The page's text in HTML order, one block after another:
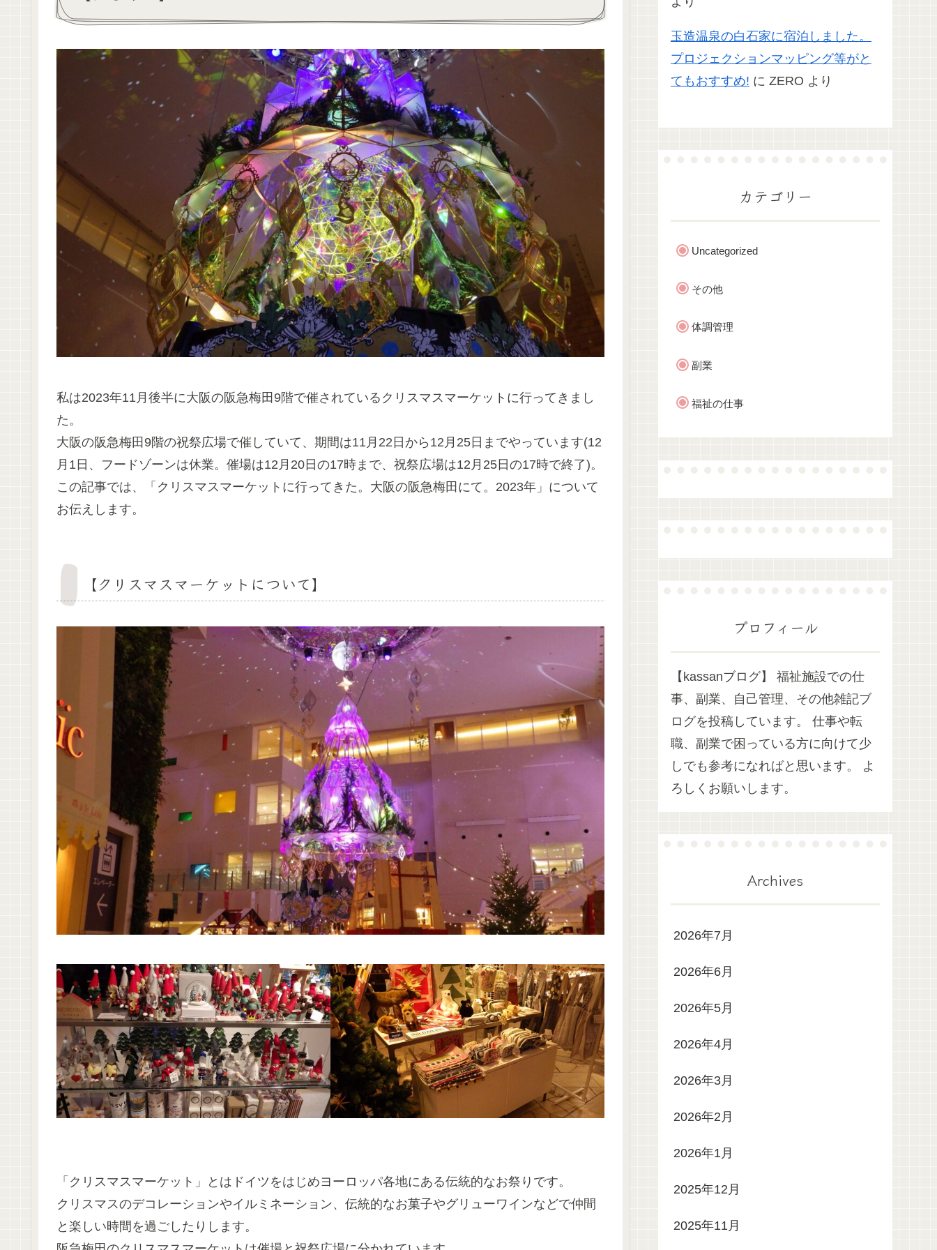
私は2023年11月後半に大阪の阪急梅田9階で催されているクリスマスマーケットに行ってきまし
た。
大阪の阪急梅田9階の祝祭広場で催していて、期間は11月22日から12月25日までやっています(12
月1日、フードゾーンは休業。催場は12月20日の17時まで、祝祭広場は12月25日の17時で終了)。
この記事では、「クリスマスマーケットに行ってきた。大阪の阪急梅田にて。2023年」について
お伝えします。
【クリスマスマーケットについて】
「クリスマスマーケット」とはドイツをはじめヨーロッパ各地にある伝統的なお祭りです。
クリスマスのデコレーションやイルミネーション、伝統的なお菓子やグリューワインなどで仲間
と楽しい時間を過ごしたりします。
玉造温泉の白石家に宿泊しました。
プロジェクションマッピング等がと
てもおすすめ! に ZERO より
カテゴリー
Uncategorized
その他
体調管理
副業
福祉の仕事
プロフィール
【kassanブログ】 福祉施設での仕
事、副業、自己管理、その他雑記ブ
ログを投稿しています。 仕事や転
職、副業で困っている方に向けて少
しでも参考になればと思います。 よ
ろしくお願いします。
Archives
2026年7月
2026年6月
2026年5月
2026年4月
2026年3月
2026年2月
2026年1月
2025年12月
2025年11月